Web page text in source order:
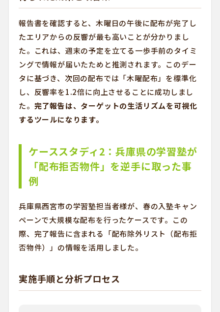
報告書を確認すると、木曜日の午後に配布が完了し
たエリアからの反響が最も高いことが分かりまし
た。これは、週末の予定を立てる一歩手前のタイミ
ングで情報が届いたためと推測されます。このデー
タに基づき、次回の配布では「木曜配布」を標準化
し、反響率を1.2倍に向上させることに成功しまし
た。 完了報告は、ターゲットの生活リズムを可視化
するツールになります。
ケーススタディ2：兵庫県の学習塾が
「配布拒否物件」を逆手に取った事
例
兵庫県西宮市の学習塾担当者様が、春の入塾キャン
ペーンで大規模な配布を行ったケースです。この
際、完了報告に含まれる「配布除外リスト（配布拒
否物件）」の情報を活用しました。
実施手順と分析プロセス